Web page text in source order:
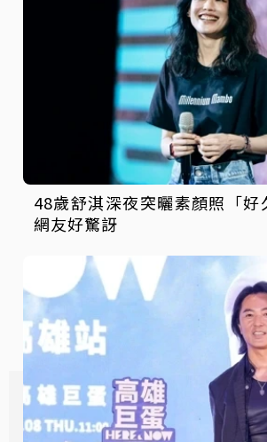
48歲舒淇深夜突曬素顏照「好
網友好驚訝